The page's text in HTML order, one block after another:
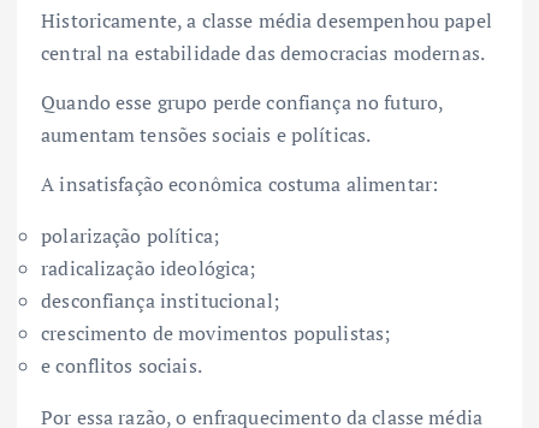
Historicamente, a classe média desempenhou papel
central na estabilidade das democracias modernas.
Quando esse grupo perde confiança no futuro,
aumentam tensões sociais e políticas.
A insatisfação econômica costuma alimentar:
polarização política;
radicalização ideológica;
desconfiança institucional;
crescimento de movimentos populistas;
e conflitos sociais.
Por essa razão, o enfraquecimento da classe média